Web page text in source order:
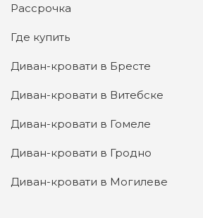
Рассрочка
Где купить
Диван-кровати в Бресте
Диван-кровати в Витебске
Диван-кровати в Гомеле
Диван-кровати в Гродно
Диван-кровати в Могилеве